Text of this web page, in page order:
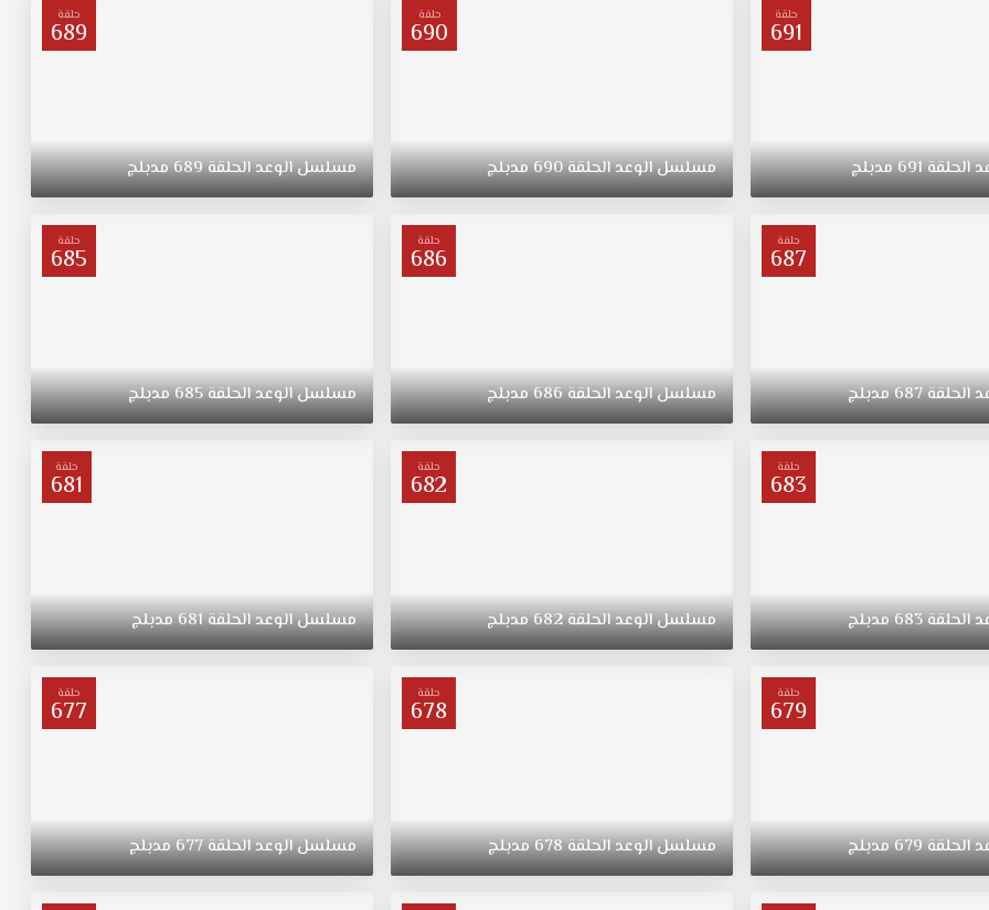
حلقة
691
الحلقة691مدبلج
حلقة
690
مسلسلالوعدالحلقة690مدبلج
حلقة
689
مسلسلالوعدالحلقة689مدبلج
حلقة
687
الحلقة687مدبلج
حلقة
686
مسلسلالوعدالحلقة686مدبلج
حلقة
685
مسلسلالوعدالحلقة685مدبلج
حلقة
683
الحلقة683مدبلج
حلقة
682
مسلسلالوعدالحلقة682مدبلج
حلقة
681
مسلسلالوعدالحلقة681مدبلج
حلقة
679
الحلقة679مدبلج
حلقة
678
مسلسلالوعدالحلقة678مدبلج
حلقة
677
مسلسلالوعدالحلقة677مدبلج